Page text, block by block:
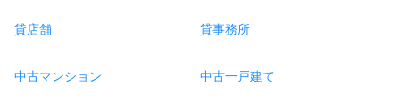
貸店舗 貸事務所
中古マンション 中古一戸建て